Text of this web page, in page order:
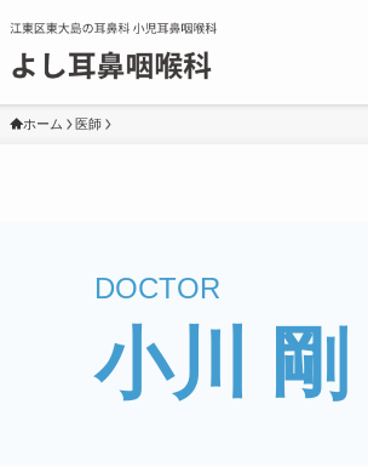
ホーム 医師
小川 剛